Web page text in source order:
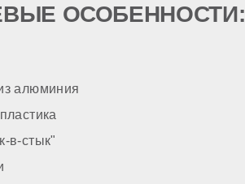
ОСОБЕННОСТИ:
алюминия
в-стык"